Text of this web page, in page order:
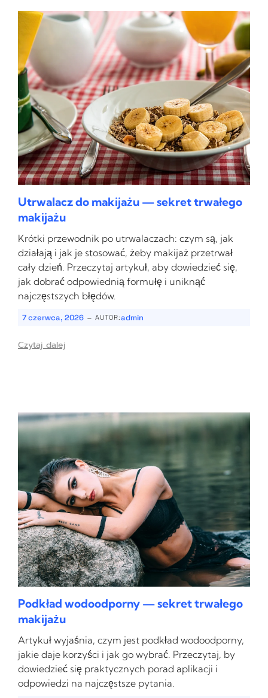
Utrwalacz do makijażu — sekret trwałego
makijażu
Krótki przewodnik po utrwalaczach: czym są, jak
działają i jak je stosować, żeby makijaż przetrwał
cały dzień. Przeczytaj artykuł, aby dowiedzieć się,
jak dobrać odpowiednią formułę i uniknąć
najczęstszych błędów.
7 czerwca, 2026 - AUTOR:admin
Czytaj dalej
Podkład wodoodporny — sekret trwałego
makijażu
Artykuł wyjaśnia, czym jest podkład wodoodporny,
jakie daje korzyści i jak go wybrać. Przeczytaj, by
dowiedzieć się praktycznych porad aplikacji i
odpowiedzi na najczęstsze pytania.